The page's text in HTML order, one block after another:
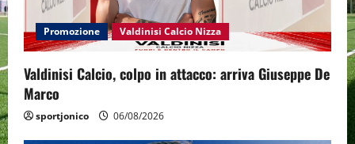
Promozione Valdinisi Calcio Nizza
Valdinisi Calcio, colpo in attacco: arriva Giuseppe De
Marco
sportjonico 06/08/2026